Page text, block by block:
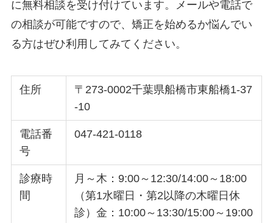
に無料相談を受け付けています。メールや電話で
の相談が可能ですので、矯正を始めるか悩んでい
る方はぜひ利用してみてください。
住所
〒273-0002千葉県船橋市東船橋1-37
-10
電話番
号
047-421-0118
診療時
間
月～木：9:00～12:30/14:00～18:00
（第1水曜日・第2以降の木曜日休
診）金：10:00～13:30/15:00～19:00